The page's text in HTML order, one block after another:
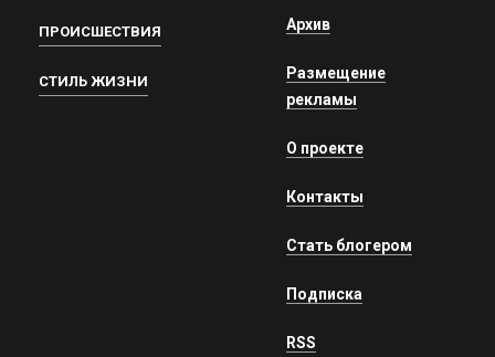
ПРОИСШЕСТВИЯ
СТИЛЬ ЖИЗНИ
Архив
Размещение
рекламы
О проекте
Контакты
Стать блогером
Подписка
RSS